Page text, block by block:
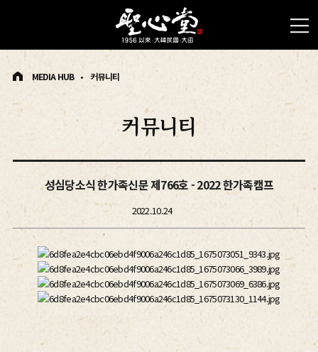
MEDIA HUB 커뮤니티
커뮤니티
성심당소식 한가족신문 제766호 - 2022 한가족캠프
2022.10.24